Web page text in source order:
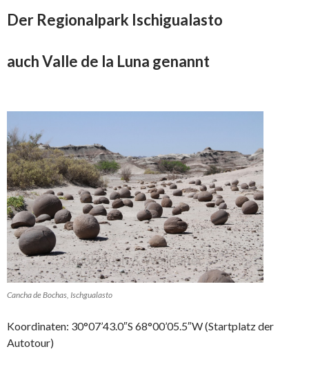
Der Regionalpark Ischigualasto
auch Valle de la Luna genannt
Cancha de Bochas, Ischgualasto
Koordinaten: 30°07’43.0″S 68°00’05.5″W (Startplatz der
Autotour)